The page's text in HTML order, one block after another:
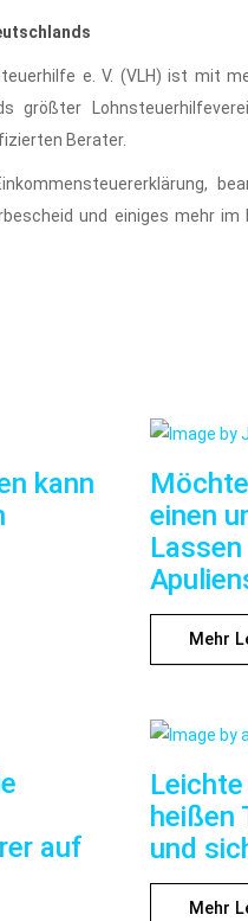
e. V. (VLH) ist mit
größter
Berater.
und einiges mehr
kann
einen
Mehr
auf
heißen
und
Mehr